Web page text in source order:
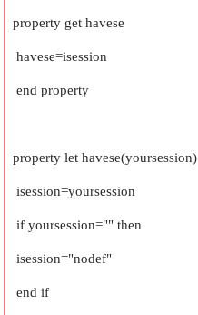
property get havese
havese=isession
end property
property let havese(yoursession)
isession=yoursession
if yoursession="" then
isession="nodef"
end if